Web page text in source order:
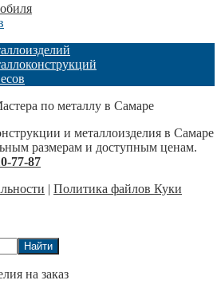
по металлу в Самаре
и металлоизделия в Самаре
размерам и доступным ценам.
77-87
| Политика файлов Куки
на заказ